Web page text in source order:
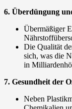
6. Überdüngung
Übermäßiger
Die Qualität
sich, was die
in
7. Gesundheit der
Neben